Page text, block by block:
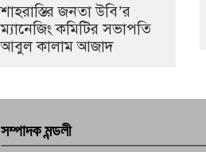
শাহরাস্তির জনতা উবি’র
ম্যানেজিং কমিটির সভাপতি
আবুল কালাম আজাদ
সম্পাদক মন্ডলী